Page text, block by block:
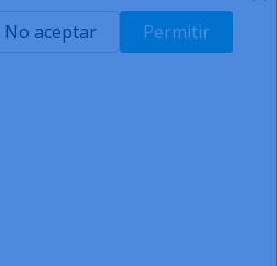
NEWSLETTER
y la política de
Permitir
No aceptar